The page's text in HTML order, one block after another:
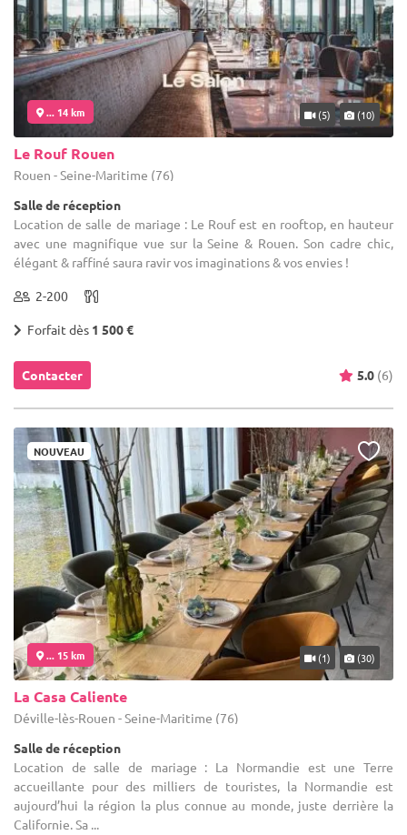
... 14 km (5) (10)
Le Rouf Rouen
Rouen - Seine-Maritime (76)
Salle de réception
Location de salle de mariage : Le Rouf est en rooftop, en hauteur
avec une magnifique vue sur la Seine & Rouen. Son cadre chic,
élégant & raffiné saura ravir vos imaginations & vos envies !
2-200
Forfait dès 1 500 €
Contacter 5.0 (6)
NOUVEAU
... 15 km (1) (30)
La Casa Caliente
Déville-lès-Rouen - Seine-Maritime (76)
Salle de réception
Location de salle de mariage : La Normandie est une Terre
accueillante pour des milliers de touristes, la Normandie est
aujourd’hui la région la plus connue au monde, juste derrière la
Californie. Sa ...